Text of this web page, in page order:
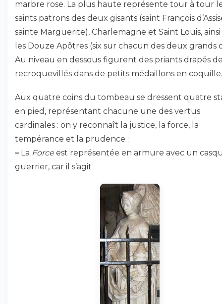
marbre rose. La plus haute représente tour à tour
saints patrons des deux gisants (saint François
sainte Marguerite), Charlemagne et Saint Louis,
les Douze Apôtres (six sur chacun des deux grands
Au niveau en dessous figurent des priants drapés
recroquevillés dans de petits médaillons en coquille.
Aux quatre coins du tombeau se dressent quatre
en pied, représentant chacune une des vertus
cardinales : on y reconnaît la justice, la force, la
tempérance et la prudence :
– La Force est représentée en armure avec un
guerrier, car il s’agit